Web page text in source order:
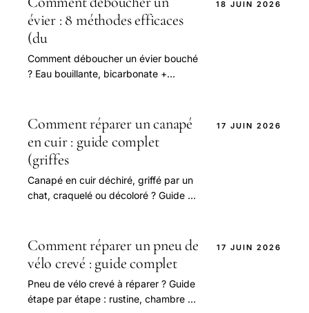
évier : 8 méthodes efficaces
(du
Comment déboucher un évier bouché
? Eau bouillante, bicarbonate +
18 JUIN 2026
Comment réparer un canapé
en cuir : guide complet
(griffes
Canapé en cuir déchiré, griffé par un
chat, craquelé ou décoloré ? Guide de
17 JUIN 2026
Comment réparer un pneu de
vélo crevé : guide complet
Pneu de vélo crevé à réparer ? Guide
étape par étape : rustine, chambre à
17 JUIN 2026